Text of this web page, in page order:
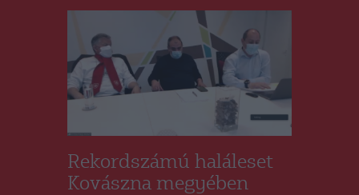
Rekordszámú haláleset
Kovászna megyében